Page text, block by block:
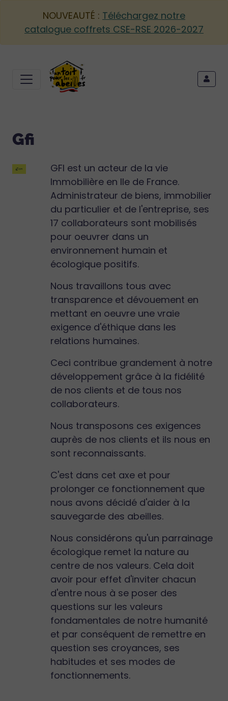
NOUVEAUTÉ : Téléchargez notre
catalogue coffrets CSE-RSE 2026-2027
Gfi
GFI est un acteur de la vie
Immobilière en Ile de France.
Administrateur de biens, immobilier
du particulier et de l'entreprise, ses
17 collaborateurs sont mobilisés
pour oeuvrer dans un
environnement humain et
écologique positifs.
Nous travaillons tous avec
transparence et dévouement en
mettant en oeuvre une vraie
exigence d'éthique dans les
relations humaines.
Ceci contribue grandement à notre
développement grâce à la fidélité
de nos clients et de tous nos
collaborateurs.
Nous transposons ces exigences
auprès de nos clients et ils nous en
sont reconnaissants.
C'est dans cet axe et pour
prolonger ce fonctionnement que
nous avons décidé d'aider à la
sauvegarde des abeilles.
Nous considérons qu'un parrainage
écologique remet la nature au
centre de nos valeurs. Cela doit
avoir pour effet d'inviter chacun
d'entre nous à se poser des
questions sur les valeurs
fondamentales de notre humanité
et par conséquent de remettre en
question ses croyances, ses
habitudes et ses modes de
fonctionnements.